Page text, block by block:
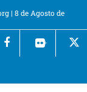
| 8 de Agosto de
+